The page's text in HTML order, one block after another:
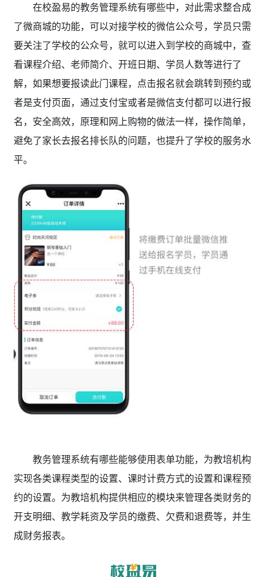
在校盈易的教务管理系统有哪些中，对此需求整合成
了微商城的功能，可以对接学校的微信公众号，学员只需
要关注了学校的公众号，就可以进入到学校的商城中，查
看课程介绍、老师简介、开班日期、学员人数等进行了
解，如果想要报读此门课程，点击报名就会跳转到预约或
者是支付页面，通过支付宝或者是微信支付都可以进行报
名，安全高效，原理和网上购物的做法一样，操作简单，
避免了家长去报名排长队的问题，也提升了学校的服务水
平。
教务管理系统有哪些能够使用表单功能，为教培机构
实现各类课程类型的设置、课时计费方式的设置和课程预
约的设置。为教培机构提供相应的模块来管理各类财务的
开支明细、教学耗资及学员的缴费、欠费和退费等，并生
成财务报表。